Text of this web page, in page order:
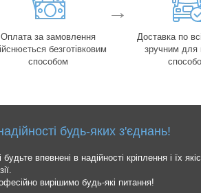
→
Оплата за замовлення
безготівковим
способом
Доставка по
зручним для
будь-яких з'єднань!
впевнені в надійності кріплення і їх
вирішимо будь-які питання!